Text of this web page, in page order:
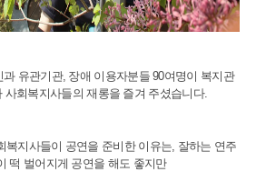
유관기관, 장애 이용자분들 90여명이 복지관
사회복지사들의 재롱을 즐겨 주셨습니다.
복지사들이 공연을 준비한 이유는, 잘하는 연주
떡 벌어지게 공연을 해도 좋지만